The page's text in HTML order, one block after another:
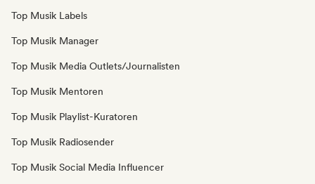
Top Musik Labels
Top Musik Manager
Top Musik Media Outlets/Journalisten
Top Musik Mentoren
Top Musik Playlist-Kuratoren
Top Musik Radiosender
Top Musik Social Media Influencer